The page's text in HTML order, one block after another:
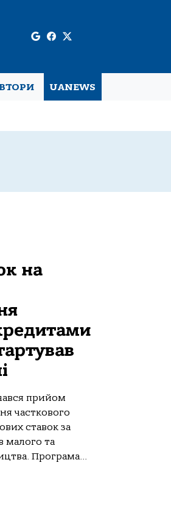
UANEWS
на
прийом
часткового
ставок за
малого та
Програма...